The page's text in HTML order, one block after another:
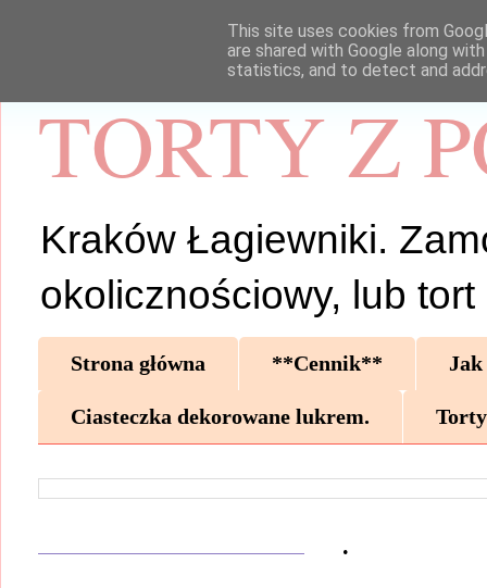
TORTY Z
Kraków Łagiewniki.
okolicznościowy, lub tort
Strona główna **Cennik** Jak
Ciasteczka dekorowane lukrem.
.
This site uses cookies from
are shared with Google along
statistics, and to detect and